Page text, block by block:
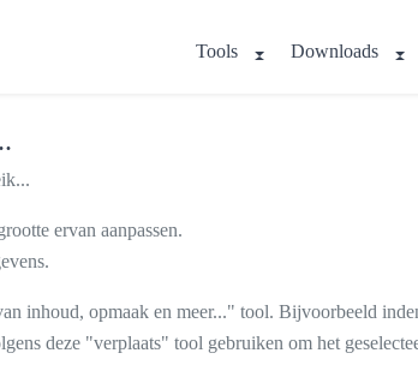
Tools Downloads
ervan aanpassen.
inhoud, opmaak en meer..." tool. Bijvoorbeeld
deze "verplaats" tool gebruiken om het